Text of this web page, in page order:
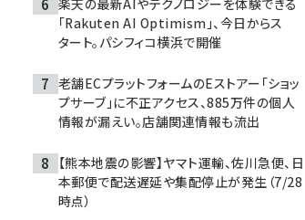
楽天の最新AIやテクノロジーを体験できる
「Rakuten AI Optimism」、今日からス
タート。パシフィコ横浜で開催
老舗ECプラットフォームのEストアー「ショッ
プサーブ」に不正アクセス、885万件の個人
情報が漏えい。店舗関連情報も流出
【熊本地震の影響】ヤマト運輸、佐川急便、日
本郵便で配送遅延や集配停止が発生（7/28
時点）